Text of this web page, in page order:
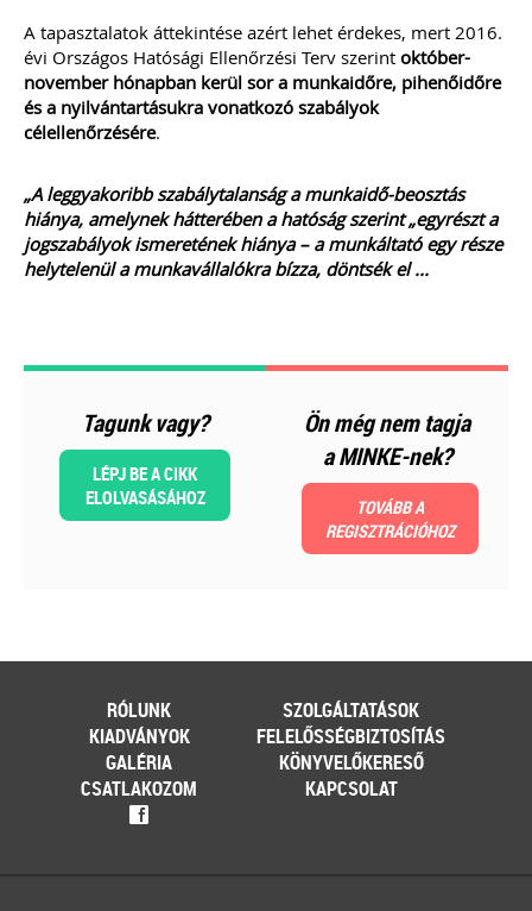
helyes számviteli/adózási elszámolást
megtalálni.
áfa-levonási szabályok: bérleti díj,
üzemanyag, karbantartás, valamint a
bírság könyvelése
Osztalék kifizetése ingatlan átadásával
Fuvarozó vállalkozás esetén
bevallási és beszámolási
Kiadványunk kizárólag online
formában érhető el!
TAGJAINKNAK INGYENESEN
LETÖLTHETŐ A HONLAPON!
Még több szakmai kiadvány »
A tapasztalatok áttekintése azért lehet érdekes, mert 2016.
évi Országos Hatósági Ellenőrzési Terv szerint október-
november hónapban kerül sor a munkaidőre, pihenőidőre
és a nyilvántartásukra vonatkozó szabályok
célellenőrzésére.
„A leggyakoribb szabálytalanság a munkaidő-beosztás
hiánya, amelynek hátterében a hatóság szerint „egyrészt a
jogszabályok ismeretének hiánya – a munkáltató egy része
helytelenül a munkavállalókra bízza, döntsék el ...
Tagunk vagy?
LÉPJ BE A CIKK
ELOLVASÁSÁHOZ
Ön még nem tagja
a MINKE-nek?
TOVÁBB A
REGISZTRÁCIÓHOZ
RÓLUNK
SZOLGÁLTATÁSOK
KIADVÁNYOK
FELELŐSSÉGBIZTOSÍTÁS
GALÉRIA
KÖNYVELŐKERESŐ
CSATLAKOZOM
KAPCSOLAT
f